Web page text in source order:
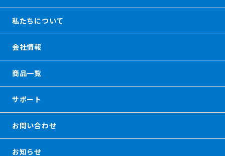
私たちについて
会社情報
商品一覧
サポート
お問い合わせ
お知らせ